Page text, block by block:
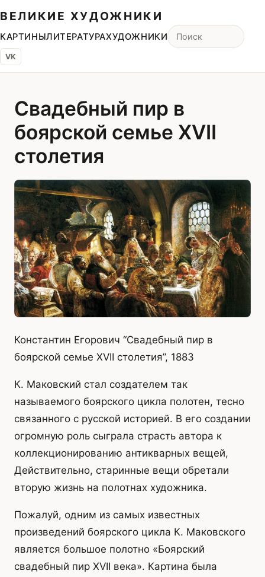
ВЕЛИКИЕ ХУДОЖНИКИ
КАРТИНЫЛИТЕРАТУРАХУДОЖНИКИ
VK
Свадебный пир в
боярской семье XVII
столетия
Константин Егорович “Свадебный пир в
боярской семье XVII столетия”, 1883
К. Маковский стал создателем так
называемого боярского цикла полотен, тесно
связанного с русской историей. В его создании
огромную роль сыграла страсть автора к
коллекционированию антикварных вещей,
Действительно, старинные вещи обретали
вторую жизнь на полотнах художника.
Пожалуй, одним из самых известных
произведений боярского цикла К. Маковского
является большое полотно «Боярский
свадебный пир XVII века». Картина была